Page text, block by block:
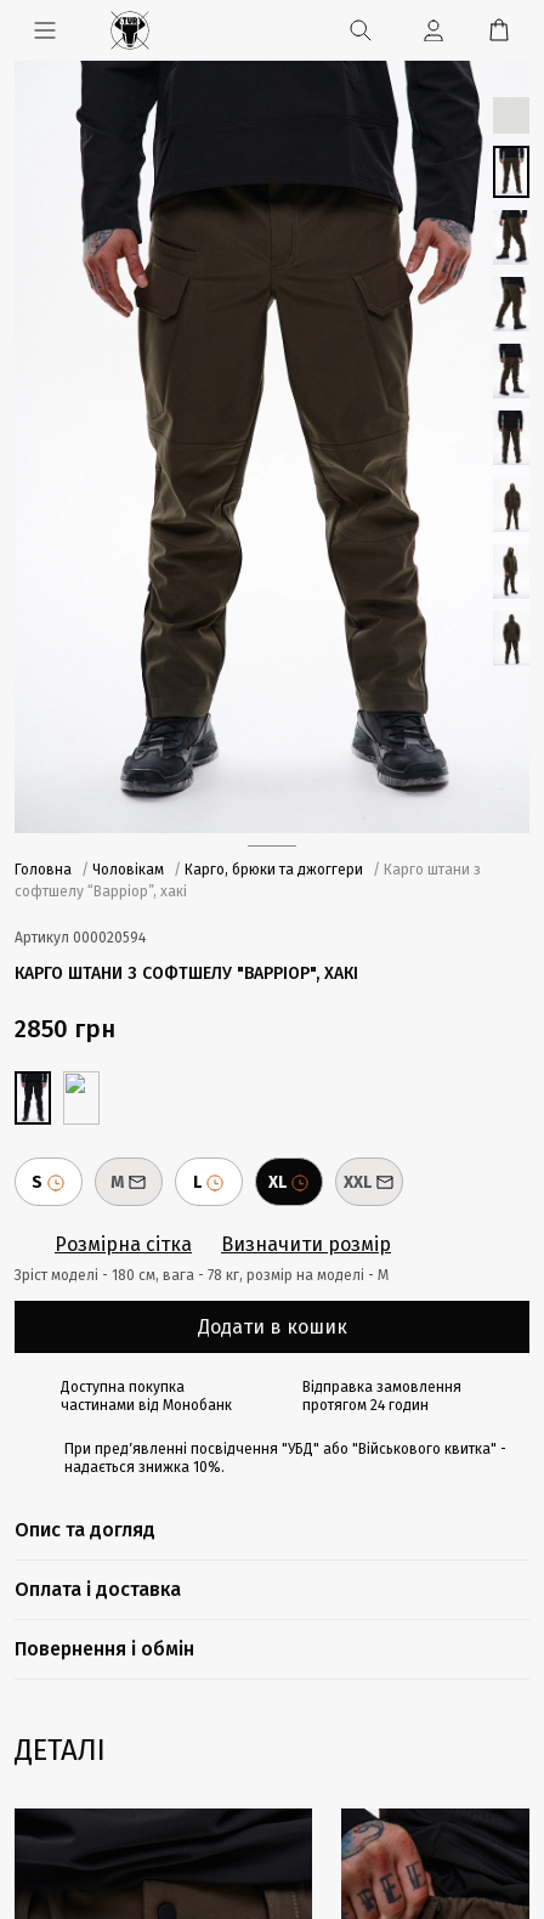
Головна / Чоловікам / Карго, брюки та джоггери
/ Карго штани з
софтшелу “Варріор”, хакі
Артикул 000020594
КАРГО ШТАНИ З СОФТШЕЛУ "ВАРРІОР", ХАКІ
2850 грн
S M L XL XXL
Розмірна сітка Визначити розмір
Зріст моделі - 180 cм, вага - 78 кг, розмір на моделі - M
Додати в кошик
Доступна покупка
частинами від Монобанк
Відправка замовлення
протягом 24 годин
При предʼявленні посвідчення "УБД" або "Військового квитка" -
надається знижка 10%.
Опис та догляд
Оплата і доставка
Повернення і обмін
ДЕТАЛІ